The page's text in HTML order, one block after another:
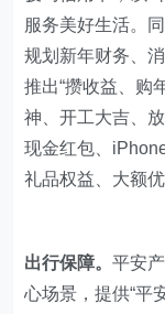
服务美好生活。
规划新年财务、消
推出“攒收益、购
神、开工大吉、
现金红包、
礼品权益、大额
出行保障。平安
心场景，提供“平